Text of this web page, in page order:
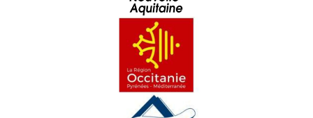
Sébastien Péjou, jornalista e païsan